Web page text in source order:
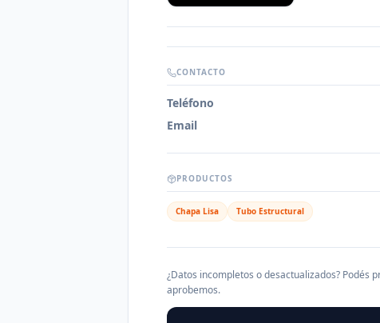
CONTACTO
Teléfono
Email
PRODUCTOS
Chapa Lisa Tubo Estructural
¿Datos incompletos o desactualizados?
aprobemos.